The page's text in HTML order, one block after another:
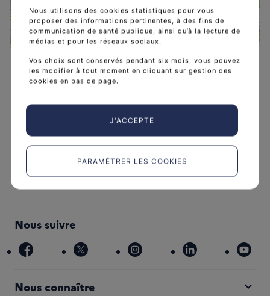
L'Institut national du cancer est l’agence d'expertise
sanitaire et scientifique en cancérologie de l’État.
Découvrir l’Institut
arrow_forward
Nous suivre
facebook x instagram linkedin
Nous connaître expand_more
Nous utilisons des cookies statistiques pour vous
proposer des informations pertinentes, à des fins de
communication de santé publique, ainsi qu’à la lecture de
médias et pour les réseaux sociaux.
Vos choix sont conservés pendant six mois, vous pouvez
les modifier à tout moment en cliquant sur gestion des
cookies en bas de page.
J'ACCEPTE
PARAMÉTRER LES COOKIES